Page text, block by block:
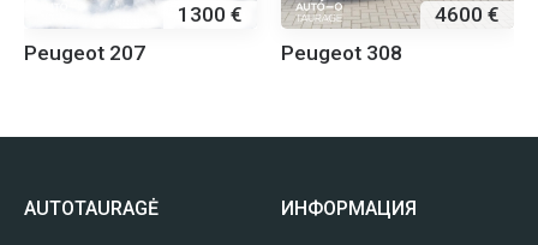
1300 €
Peugeot 207
4600 €
Peugeot 308
AUTOTAURAGĖ ИНФОРМАЦИЯ